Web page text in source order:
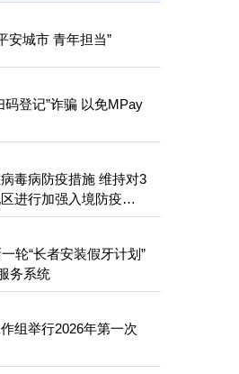
司与青年清茶谈 “平安城市 青年担当”
码登记”诈骗 以免MPay
毒病防疫措施 维持对3
进行加强入境防疫措
轮“长者安装假牙计划”
务系统
组举行2026年第一次